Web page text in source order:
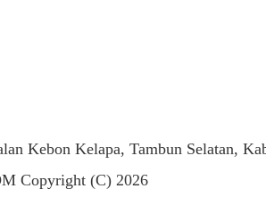
Kebon Kelapa, Tambun Selatan,
Copyright (C) 2026